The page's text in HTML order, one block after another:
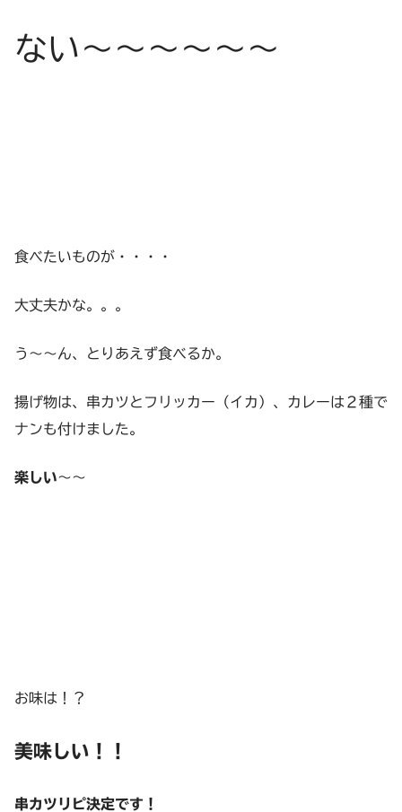
ない～～～～～～
食べたいものが・・・・
大丈夫かな。。。
う～～ん、とりあえず食べるか。
揚げ物は、串カツとフリッカー（イカ）、カレーは２種で
ナンも付けました。
楽しい～～
お味は！？
美味しい！！
串カツリピ決定です！